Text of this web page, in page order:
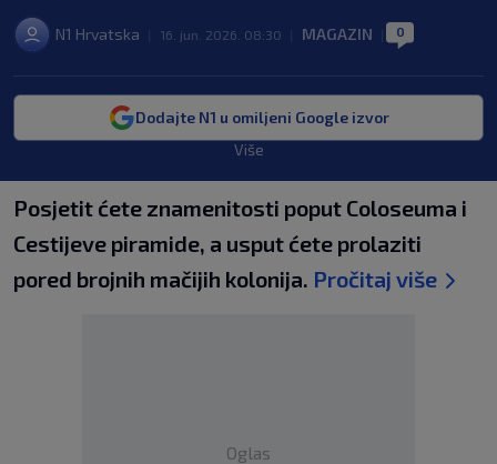
N1 Hrvatska 16. jun. 2026. 08:30 MAGAZIN 0
Dodajte N1 u omiljeni Google izvor
Više
Posjetit ćete znamenitosti poput Coloseuma i
Cestijeve piramide, a usput ćete prolaziti
pored brojnih mačijih kolonija. Pročitaj više
Oglas